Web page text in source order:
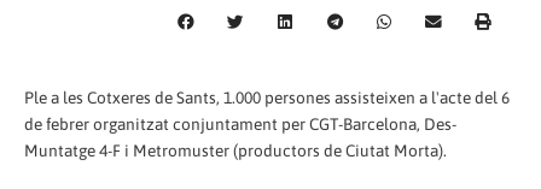
Ple a les Cotxeres de Sants, 1.000 persones assisteixen a l'acte del 6
de febrer organitzat conjuntament per CGT-Barcelona, Des-
Muntatge 4-F i Metromuster (productors de Ciutat Morta).